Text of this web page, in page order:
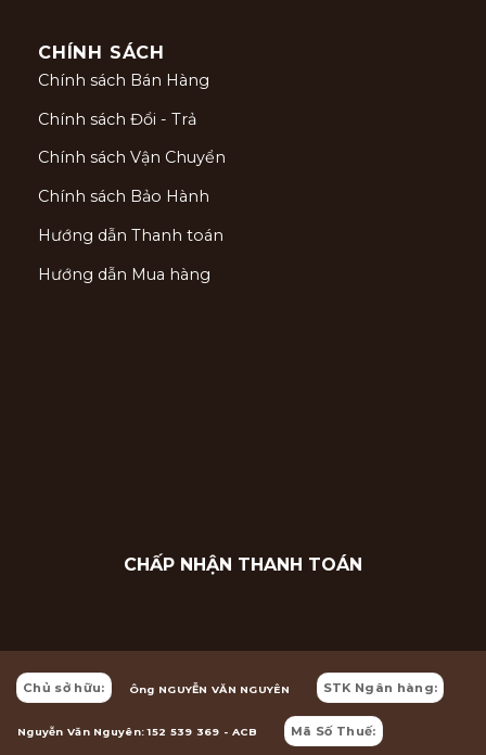
CHÍNH SÁCH
Chính sách Bán Hàng
Chính sách Đổi - Trả
Chính sách Vận Chuyển
Chính sách Bảo Hành
Hướng dẫn Thanh toán
Hướng dẫn Mua hàng
CHẤP NHẬN THANH TOÁN
Chủ sở hữu: Ông NGUYỄN VĂN NGUYÊN STK Ngân hàng:
Nguyễn Văn Nguyên: 152 539 369 - ACB Mã Số Thuế: